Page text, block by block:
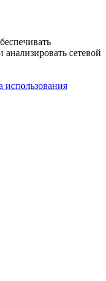
сетевой
использования